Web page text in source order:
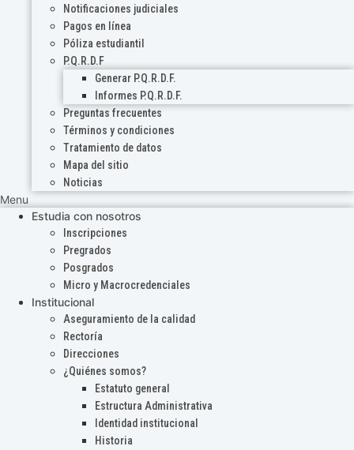
Notificaciones judiciales
Pagos en línea
Póliza estudiantil
P.Q.R.D.F
Generar P.Q.R.D.F.
Informes P.Q.R.D.F.
Preguntas frecuentes
Términos y condiciones
Tratamiento de datos
Mapa del sitio
Noticias
Menu
Estudia con nosotros
Inscripciones
Pregrados
Posgrados
Micro y Macrocredenciales
Institucional
Aseguramiento de la calidad
Rectoría
Direcciones
¿Quiénes somos?
Estatuto general
Estructura Administrativa
Identidad institucional
Historia